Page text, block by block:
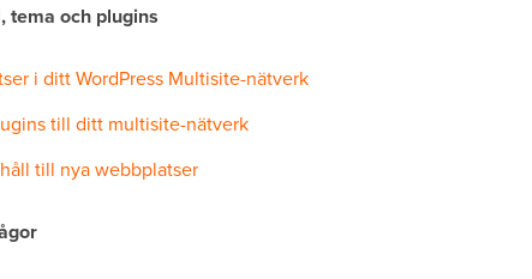
tema och plugins
i ditt WordPress Multisite-nätverk
till ditt multisite-nätverk
till nya webbplatser